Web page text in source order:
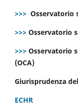
>>> Osservatorio
>>> Osservatorio
>>> Osservatorio
(OCA)
Giurisprudenza
ECHR